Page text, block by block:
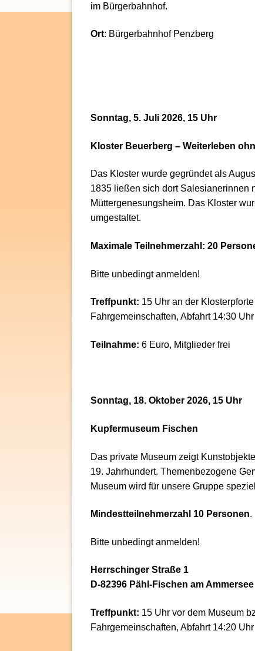
im Bürgerbahnhof.
Ort: Bürgerbahnhof Penzberg
Sonntag, 5. Juli 2026, 15 Uhr
Kloster Beuerberg – Weiterleben
Das Kloster wurde gegründet als
1835 ließen sich dort Salesianerinnen
Müttergenesungsheim. Das Kloster
umgestaltet.
Maximale Teilnehmerzahl: 20
Bitte unbedingt anmelden!
Treffpunkt: 15 Uhr an der
Fahrgemeinschaften, Abfahrt 14:30 Uhr
Teilnahme: 6 Euro, Mitglieder frei
Sonntag, 18. Oktober 2026, 15 Uhr
Kupfermuseum Fischen
Das private Museum zeigt
19. Jahrhundert. Themenbezogene
Museum wird für unsere Gruppe
Mindestteilnehmerzahl 10 Personen.
Bitte unbedingt anmelden!
Herrschinger Straße 1
D-82396 Pähl-Fischen am Ammersee
Treffpunkt: 15 Uhr vor dem Museum
Fahrgemeinschaften, Abfahrt 14:20 Uhr